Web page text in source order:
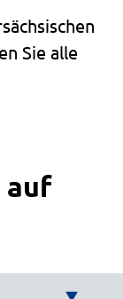
Sie alle
auf